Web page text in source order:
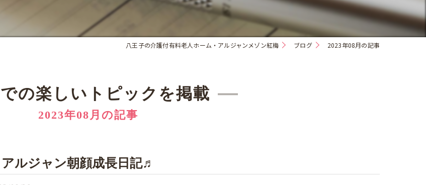
八王子の介護付有料老人ホーム・アルジャンメゾン紅梅 ブログ 2023年08月の記事
の楽しいトピックを掲載
2023年08月の記事
アルジャン朝顔成長日記♬